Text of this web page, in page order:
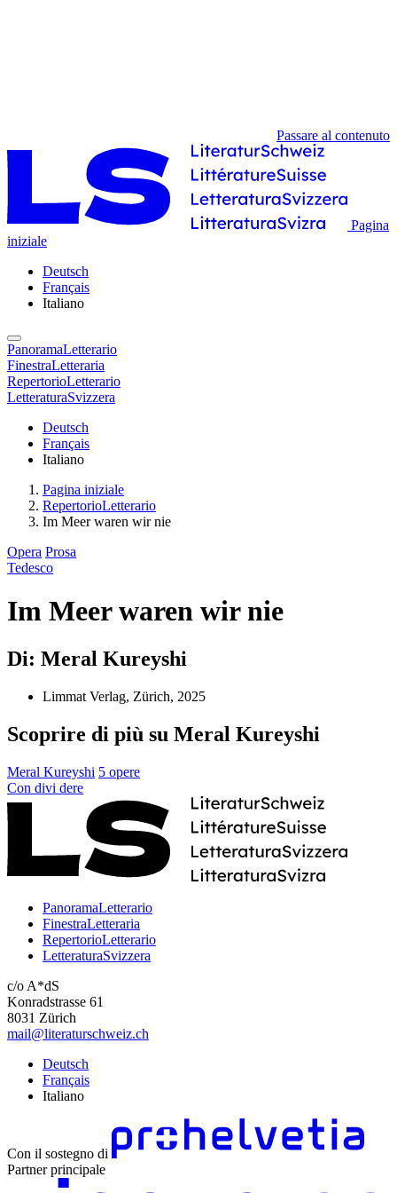
Passare al contenuto
Pagina
iniziale
Deutsch
Français
Italiano
PanoramaLetterario
FinestraLetteraria
RepertorioLetterario
LetteraturaSvizzera
Deutsch
Français
Italiano
Pagina iniziale
RepertorioLetterario
Im Meer waren wir nie
Opera Prosa
Tedesco
Im Meer waren wir nie
Di: Meral Kureyshi
Limmat Verlag, Zürich, 2025
Scoprire di più su Meral Kureyshi
Meral Kureyshi 5 opere
Con divi dere
PanoramaLetterario
FinestraLetteraria
RepertorioLetterario
LetteraturaSvizzera
c/o A*dS
Konradstrasse 61
8031 Zürich
mail@literaturschweiz.ch
Deutsch
Français
Italiano
Con il sostegno di
Partner principale